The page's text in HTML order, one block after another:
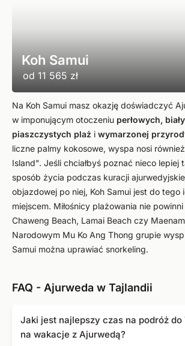
Koh Samui
od 11 565 zł
Na Koh Samui masz okazję doświadczyć
w imponującym otoczeniu perłowych,
piaszczystych plaż i wymarzonej
liczne palmy kokosowe, wyspa nosi
Island". Jeśli chciałbyś poznać nieco lepiej
sposób życia podczas kuracji
objazdowej po niej, Koh Samui jest do tego
miejscem. Miłośnicy plażowania nie
Chaweng Beach, Lamai Beach czy
Narodowym Mu Ko Ang Thong grupie
Samui można uprawiać snorkeling.
FAQ - Ajurweda w Tajlandii
Jaki jest najlepszy czas na podróż do
na wakacje z Ajurwedą?